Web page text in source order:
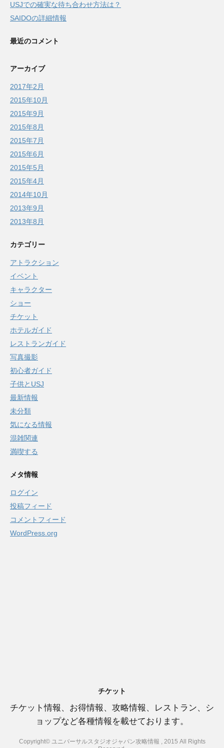
USJでの確実な待ち合わせ方法は？
SAIDOの詳細情報
最近のコメント
アーカイブ
2017年2月
2015年10月
2015年9月
2015年8月
2015年7月
2015年6月
2015年5月
2015年4月
2014年10月
2013年9月
2013年8月
カテゴリー
アトラクション
イベント
キャラクター
ショー
チケット
ホテルガイド
レストランガイド
写真撮影
初心者ガイド
子供とUSJ
最新情報
未分類
気になる情報
混雑関連
満喫する
メタ情報
ログイン
投稿フィード
コメントフィード
WordPress.org
チケット
チケット情報、お得情報、攻略情報、レストラン、シ
ョップなど各種情報を載せております。
Copyright© ユニバーサルスタジオジャパン攻略情報 , 2015 All Rights